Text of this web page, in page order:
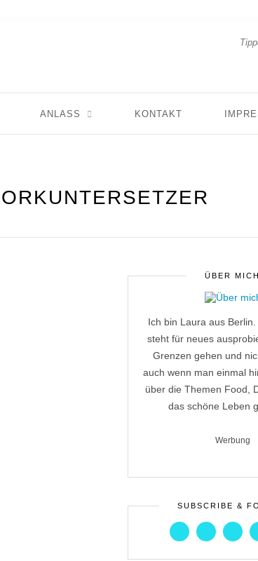
ANLASS KONTAKT
ÜBER MICH
Ich bin Laura aus
steht für neues
Grenzen gehen und
auch wenn man einmal
über die Themen Food,
das schöne Leben
Werbung
SUBSCRIBE &